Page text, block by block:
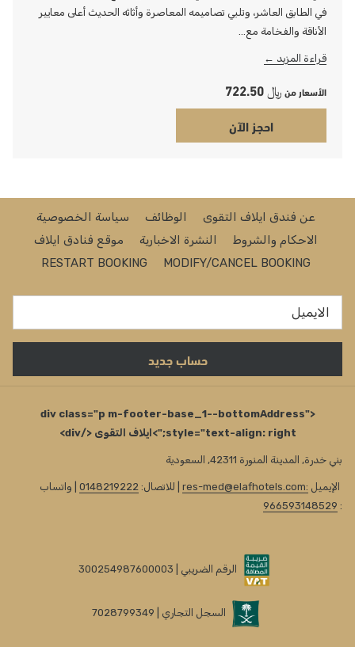
في الطابق العاشر، وتلبي تصاميمه المعاصرة وأثاثه الحديث أعلى معايير
الأناقة والفخامة مع…
قراءة المزيد
الأسعار من﷼ 722.50
احجز الآن
عن فندق ايلاف التقوى الوظائف
سياسة الخصوصية
الاحكام والشروط
النشرة الاخبارية
موقع فنادق ايلاف
MODIFY/CANCEL BOOKING
RESTART BOOKING
حساب جديد
<div class="p m-footer-base_1--bottomAddress"
style="text-align: right;">ايلاف التقوى </div>
بني خدرة, المدينة المنورة 42311, السعودية
الإيميل :res-med@elafhotels.com | للاتصال: 0148219222 | واتساب
:
966593148529
الرقم الضريبي | 300254987600003
السجل التجاري | 7028799349